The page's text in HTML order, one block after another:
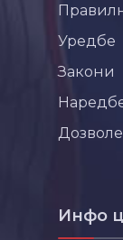
Уредбе
Закони
Инфо